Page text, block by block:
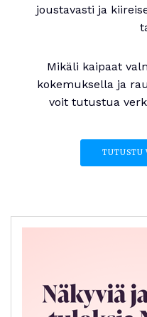
joustavasti ja
Mikäli kaipaat
kokemuksella ja
voit tutustua
TUTUSTU